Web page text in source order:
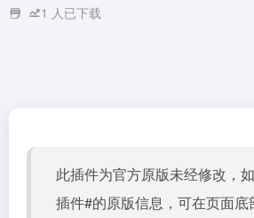
1 人已下载
此插件为官方原版未经修改，
插件#的原版信息，可在页面